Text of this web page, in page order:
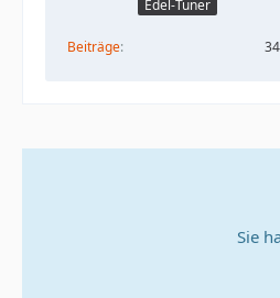
Edel-Tuner
Beiträge
Sie